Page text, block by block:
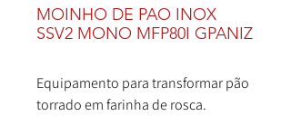
MOINHO DE PAO INOX
SSV2 MONO MFP80I GPANIZ
Equipamento para transformar pão
torrado em farinha de rosca.